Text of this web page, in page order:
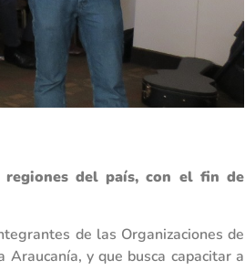
regiones del país, con el fin de
de las Organizaciones de
y que busca capacitar a